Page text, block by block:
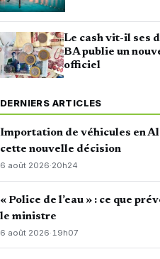
Le cash vit-il ses
BA publie un
officiel
DERNIERS ARTICLES
Importation de véhicules en
cette nouvelle décision
6 août 2026·20h24
« Police de l’eau » : ce que
le ministre
6 août 2026· 19h07